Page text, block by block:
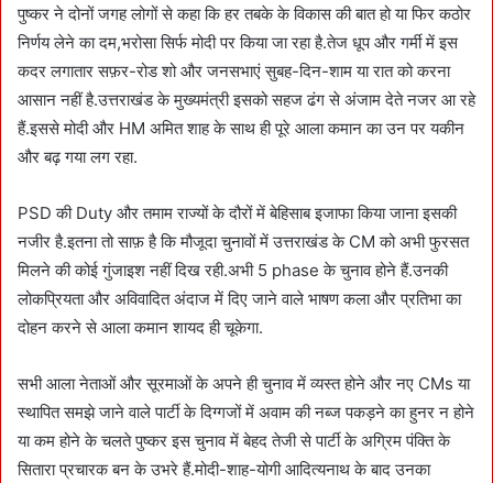
पुष्कर ने दोनों जगह लोगों से कहा कि हर तबके के विकास की बात हो या फिर कठोर
निर्णय लेने का दम,भरोसा सिर्फ मोदी पर किया जा रहा है.तेज धूप और गर्मी में इस
कदर लगातार सफ़र-रोड शो और जनसभाएं सुबह-दिन-शाम या रात को करना
आसान नहीं है.उत्तराखंड के मुख्यमंत्री इसको सहज ढंग से अंजाम देते नजर आ रहे
हैं.इससे मोदी और HM अमित शाह के साथ ही पूरे आला कमान का उन पर यकीन
और बढ़ गया लग रहा.
PSD की Duty और तमाम राज्यों के दौरों में बेहिसाब इजाफा किया जाना इसकी
नजीर है.इतना तो साफ़ है कि मौजूदा चुनावों में उत्तराखंड के CM को अभी फुरसत
मिलने की कोई गुंजाइश नहीं दिख रही.अभी 5 phase के चुनाव होने हैं.उनकी
लोकप्रियता और अविवादित अंदाज में दिए जाने वाले भाषण कला और प्रतिभा का
दोहन करने से आला कमान शायद ही चूकेगा.
सभी आला नेताओं और सूरमाओं के अपने ही चुनाव में व्यस्त होने और नए CMs या
स्थापित समझे जाने वाले पार्टी के दिग्गजों में अवाम की नब्ज पकड़ने का हुनर न होने
या कम होने के चलते पुष्कर इस चुनाव में बेहद तेजी से पार्टी के अग्रिम पंक्ति के
सितारा प्रचारक बन के उभरे हैं.मोदी-शाह-योगी आदित्यनाथ के बाद उनका